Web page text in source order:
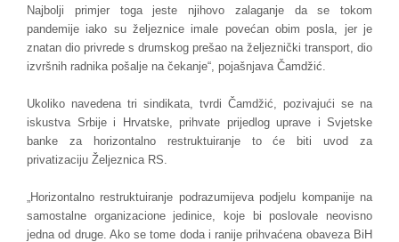
Najbolji primjer toga jeste njihovo zalaganje da se tokom
pandemije iako su željeznice imale povećan obim posla, jer je
znatan dio privrede s drumskog prešao na željeznički transport, dio
izvršnih radnika pošalje na čekanje“, pojašnjava Čamdžić.
Ukoliko navedena tri sindikata, tvrdi Čamdžić, pozivajući se na
iskustva Srbije i Hrvatske, prihvate prijedlog uprave i Svjetske
banke za horizontalno restruktuiranje to će biti uvod za
privatizaciju Željeznica RS.
„Horizontalno restruktuiranje podrazumijeva podjelu kompanije na
samostalne organizacione jedinice, koje bi poslovale neovisno
jedna od druge. Ako se tome doda i ranije prihvaćena obaveza BiH